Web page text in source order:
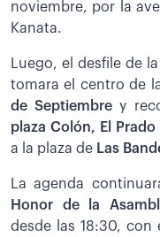
noviembre, por la
Kanata.
Luego, el desfile de
tomara el centro de
de Septiembre y
plaza Colón, El
a la plaza de Las
La agenda
Honor de la
desde las 18:30, con